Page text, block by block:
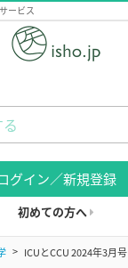
ービス
グイン／新規登録
初めての方へ
ICUとCCU 2024年3月号